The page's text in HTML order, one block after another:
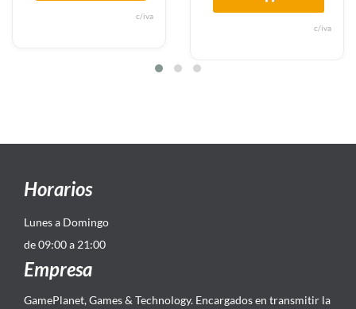
Horarios
Lunes a Domingo
de 09:00 a 21:00
Empresa
GamePlanet, Games & Technology. Encargados en transmitir la